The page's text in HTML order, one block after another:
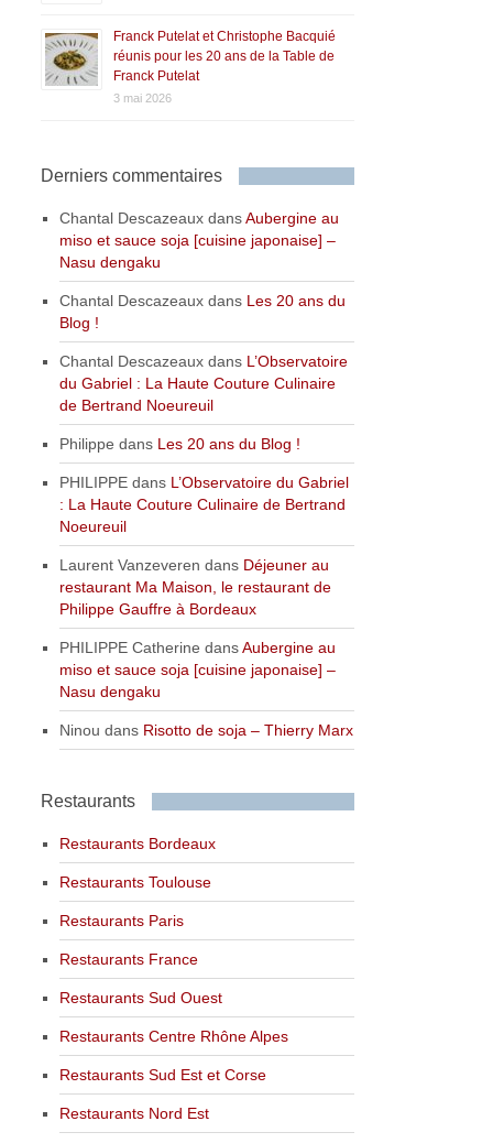
Franck Putelat et Christophe Bacquié
réunis pour les 20 ans de la Table de
Franck Putelat
3 mai 2026
Derniers commentaires
Chantal Descazeaux dansAubergine au
miso et sauce soja [cuisine japonaise] –
Nasu dengaku
Chantal Descazeaux dans Les 20 ans du
Blog !
Chantal Descazeaux dans L’Observatoire
du Gabriel : La Haute Couture Culinaire
de Bertrand Noeureuil
Philippe dans Les 20 ans du Blog !
PHILIPPE dans L’Observatoire du Gabriel
: La Haute Couture Culinaire de Bertrand
Noeureuil
Laurent Vanzeveren dans Déjeuner au
restaurant Ma Maison, le restaurant de
Philippe Gauffre à Bordeaux
PHILIPPE Catherine dansAubergine au
miso et sauce soja [cuisine japonaise] –
Nasu dengaku
Ninou dans Risotto de soja – Thierry Marx
Restaurants
Restaurants Bordeaux
Restaurants Toulouse
Restaurants Paris
Restaurants France
Restaurants Sud Ouest
Restaurants Centre Rhône Alpes
Restaurants Sud Est et Corse
Restaurants Nord Est